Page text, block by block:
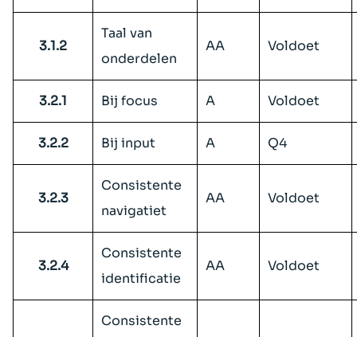
3.1.2
Taal van
onderdelen
AA Voldoet
3.2.1 Bij focus A Voldoet
3.2.2 Bij input A Q4
3.2.3
Consistente
navigatiet
AA Voldoet
3.2.4
Consistente
identificatie
AA Voldoet
Consistente